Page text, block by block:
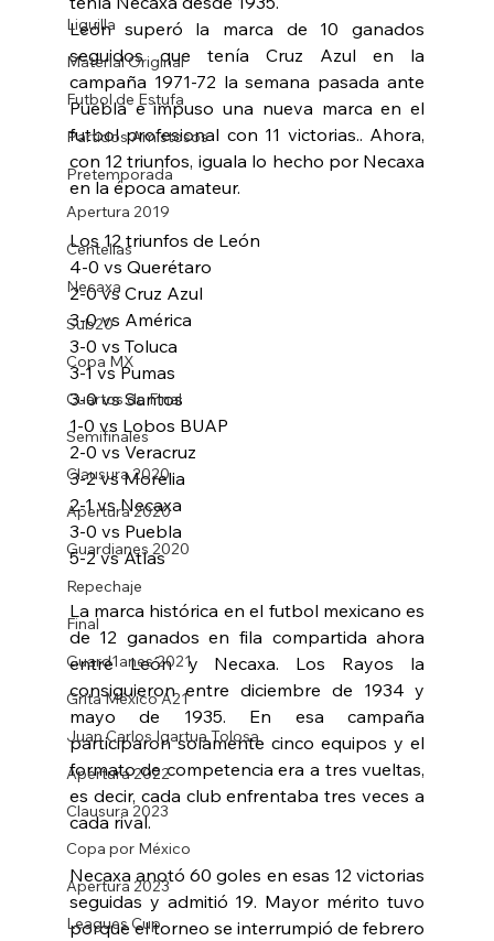
Liguilla
Material Original
Futbol de Estufa
Partidos Amistosos
Pretemporada
Apertura 2019
Centellas
Necaxa
Sub20
Copa MX
Cuartos de Final
Semifinales
Clausura 2020
Apertura 2020
Guardianes 2020
Repechaje
Final
Guard1anes 2021
Grita México A21
Juan Carlos Igartua Tolosa
Apertura 2022
Clausura 2023
Copa por México
Apertura 2023
Leagues Cup
León superó la marca de 10 ganados
seguidos que tenía Cruz Azul en la
campaña 1971-72 la semana pasada ante
Puebla e impuso una nueva marca en el
futbol profesional con 11 victorias.. Ahora,
con 12 triunfos, iguala lo hecho por Necaxa
en la época amateur.
Los 12 triunfos de León
4-0 vs Querétaro
2-0 vs Cruz Azul
3-0 vs América
3-0 vs Toluca
3-1 vs Pumas
3-0 vs Santos
1-0 vs Lobos BUAP
2-0 vs Veracruz
3-2 vs Morelia
2-1 vs Necaxa
3-0 vs Puebla
5-2 vs Atlas
La marca histórica en el futbol mexicano es
de 12 ganados en fila compartida ahora
entre León y Necaxa. Los Rayos la
consiguieron entre diciembre de 1934 y
mayo de 1935. En esa campaña
participaron solamente cinco equipos y el
formato de competencia era a tres vueltas,
es decir, cada club enfrentaba tres veces a
cada rival.
Necaxa anotó 60 goles en esas 12 victorias
seguidas y admitió 19. Mayor mérito tuvo
porque el torneo se interrumpió de febrero